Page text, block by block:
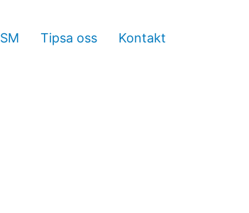
SM Tipsa oss Kontakt